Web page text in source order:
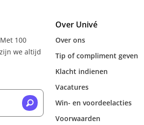
100
we altijd
Over Univé
Over ons
Tip of compliment geven
Klacht indienen
Vacatures
Win- en voordeelacties
Voorwaarden